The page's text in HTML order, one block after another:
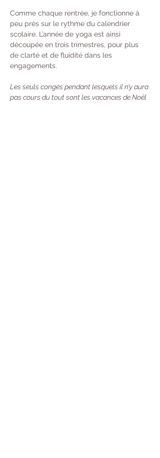
Comme chaque rentrée, je fonctionne à
peu près sur le rythme du calendrier
scolaire. L’année de yoga est ainsi
découpée en trois trimestres, pour plus
de clarté et de fluidité dans les
engagements.
Les seuls congés pendant lesquels il n’y aura
pas cours du tout sont les vacances de Noël